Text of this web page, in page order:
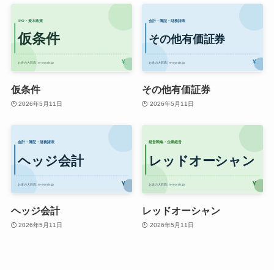
仮条件
2026年5月11日
その他有価証券
2026年5月11日
ヘッジ会計
2026年5月11日
レッドオーシャン
2026年5月11日